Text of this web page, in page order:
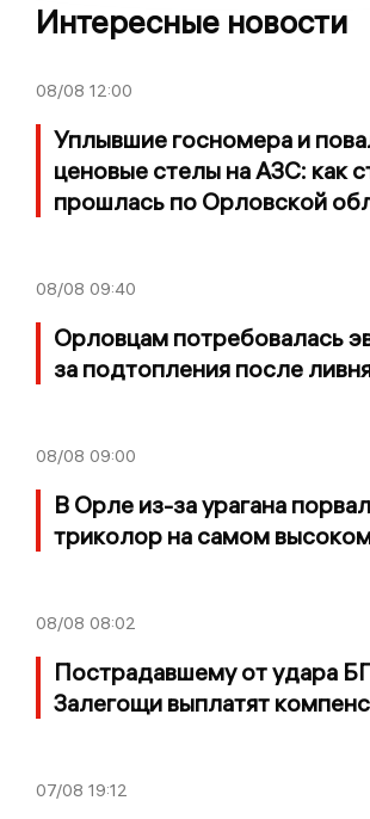
Интересные новости
08/08 12:00
Уплывшие госномера и
ценовые стелы на АЗС: как
прошлась по Орловской
08/08 09:40
Орловцам потребовалась
за подтопления после
08/08 09:00
В Орле из-за урагана
триколор на самом
08/08 08:02
Пострадавшему от удара
Залегощи выплатят
07/08 19:12